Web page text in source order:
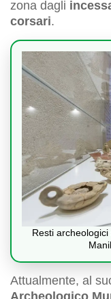
zona dagli
corsari.
Resti
Attualmente, al